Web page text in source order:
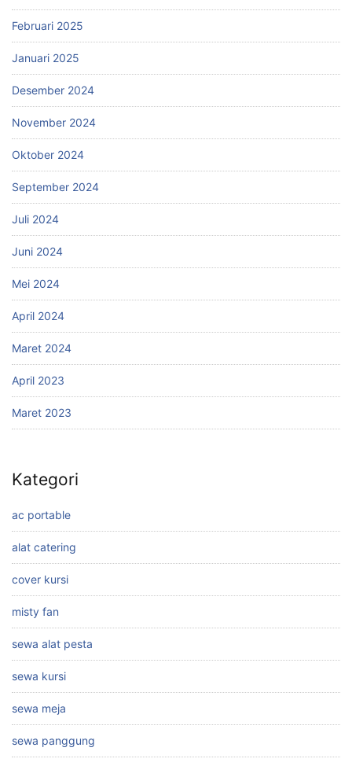
Februari 2025
Januari 2025
Desember 2024
November 2024
Oktober 2024
September 2024
Juli 2024
Juni 2024
Mei 2024
April 2024
Maret 2024
April 2023
Maret 2023
Kategori
ac portable
alat catering
cover kursi
misty fan
sewa alat pesta
sewa kursi
sewa meja
sewa panggung